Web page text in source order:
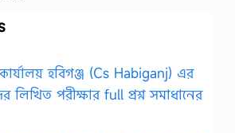
হবিগঞ্জ (Cs Habiganj) এর
লিখিত পরীক্ষার full প্রশ্ন সমাধানের